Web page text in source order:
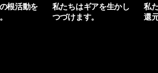
根活動を
私たちはギアを生かし
つづけます。
私
還